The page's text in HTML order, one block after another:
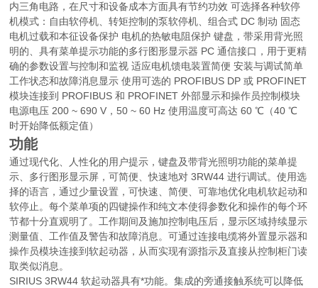
内三角电路，在尺寸和设备成本方面具有节约功效 可选择各种软停
机模式：自由软停机、转矩控制的泵软停机、组合式 DC 制动 固态
电机过载和本征设备保护 电机的热敏电阻保护 键盘，带采用背光照
明的、具有菜单提示功能的多行图形显示器 PC 通信接口，用于更精
确的参数设置与控制和监视 适应电机馈电装置简便 安装与调试简单
工作状态和故障消息显示 使用可选的 PROFIBUS DP 或 PROFINET
模块连接到 PROFIBUS 和 PROFINET 外部显示和操作员控制模块
电源电压 200 ~ 690 V，50 ~ 60 Hz 使用温度可高达 60 ℃（40 ℃
时开始降低额定值）
功能
通过现代化、人性化的用户提示，键盘及带背光照明功能的菜单提
示、多行图形显示屏，可简便、快速地对 3RW44 进行调试。使用选
择的语言，通过少量设置，可快速、简便、可靠地优化电机软起动和
软停止。每个菜单项的四键操作和纯文本使得参数化和操作的每个环
节都十分直观明了。工作期间及施加控制电压后，显示区域持续显示
测量值、工作值及警告和故障消息。可通过连接电缆将外置显示器和
操作员模块连接到软起动器，从而实现有源指示及直接从控制柜门读
取类似消息。
SIRIUS 3RW44 软起动器具有*功能。集成的旁通接触系统可以降低